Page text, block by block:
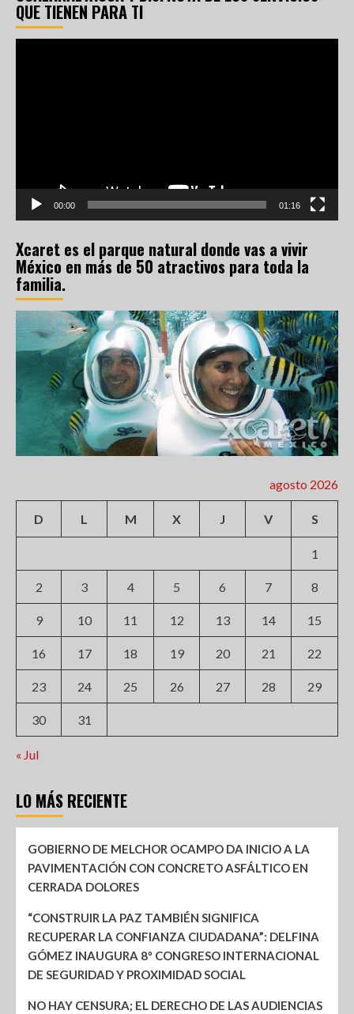
QUE TIENEN PARA TI
00:00 01:16
Xcaret es el parque natural donde vas a vivir
México en más de 50 atractivos para toda la
familia.
agosto 2026
D L M X J V S
1
2 3 4 5 6 7 8
9 10 11 12 13 14 15
16 17 18 19 20 21 22
23 24 25 26 27 28 29
30 31
« Jul
LO MÁS RECIENTE
GOBIERNO DE MELCHOR OCAMPO DA INICIO A LA
PAVIMENTACIÓN CON CONCRETO ASFÁLTICO EN
CERRADA DOLORES
“CONSTRUIR LA PAZ TAMBIÉN SIGNIFICA
RECUPERAR LA CONFIANZA CIUDADANA”: DELFINA
GÓMEZ INAUGURA 8º CONGRESO INTERNACIONAL
DE SEGURIDAD Y PROXIMIDAD SOCIAL
NO HAY CENSURA; EL DERECHO DE LAS AUDIENCIAS